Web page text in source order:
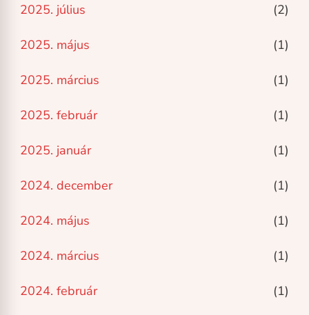
2025. július (2)
2025. május (1)
2025. március (1)
2025. február (1)
2025. január (1)
2024. december (1)
2024. május (1)
2024. március (1)
2024. február (1)